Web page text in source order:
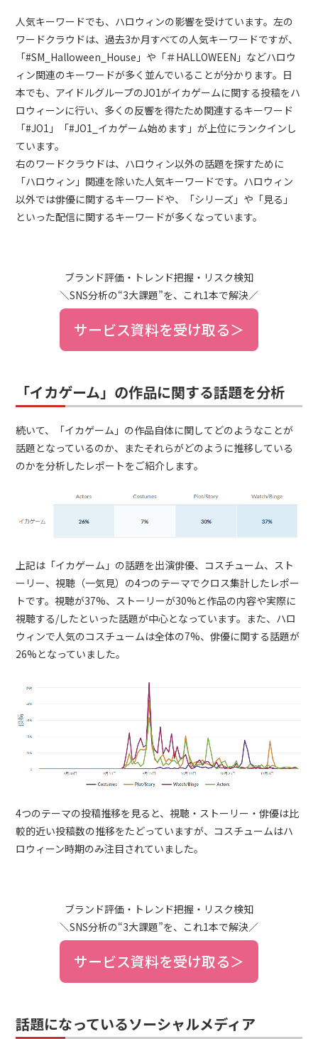
人気キーワードでも、ハロウィンの影響を受けています。左の
ワードクラウドは、過去3か月すべての人気キーワードですが、
「#SM_Halloween_House」や「＃HALLOWEEN」などハロウ
ィン関連のキーワードが多く並んでいることが分かります。日
本でも、アイドルグループのJO1がイカゲームに関する投稿をハ
ロウィーンに行い、多くの反響を得たため関連するキーワード
「#JO1」「#JO1_イカゲーム始めます」が上位にランクインし
ています。
右のワードクラウドは、ハロウィン以外の話題を探すために
「ハロウィン」関連を除いた人気キーワードです。ハロウィン
以外では俳優に関するキーワードや、「シリーズ」や「見る」
といった配信に関するキーワードが多くなっています。
ブランド評価・トレンド把握・リスク検知
＼SNS分析の“3大課題”を、これ1本で解決／
サービス資料を受け取る＞
「イカゲーム」の作品に関する話題を分析
続いて、「イカゲーム」の作品自体に関してどのようなことが
話題となっているのか、またそれらがどのように推移している
のかを分析したレポートをご紹介します。
上記は「イカゲーム」の話題を出演俳優、コスチューム、スト
ーリー、視聴（一気見）の4つのテーマでクロス集計したレポー
トです。視聴が37%、ストーリーが30%と作品の内容や実際に
視聴する/したといった話題が中心となっています。また、ハロ
ウィンで人気のコスチュームは全体の7%、俳優に関する話題が
26%となっていました。
4つのテーマの投稿推移を見ると、視聴・ストーリー・俳優は比
較的近い投稿数の推移をたどっていますが、コスチュームはハ
ロウィーン時期のみ注目されていました。
ブランド評価・トレンド把握・リスク検知
＼SNS分析の“3大課題”を、これ1本で解決／
サービス資料を受け取る＞
話題になっているソーシャルメディア